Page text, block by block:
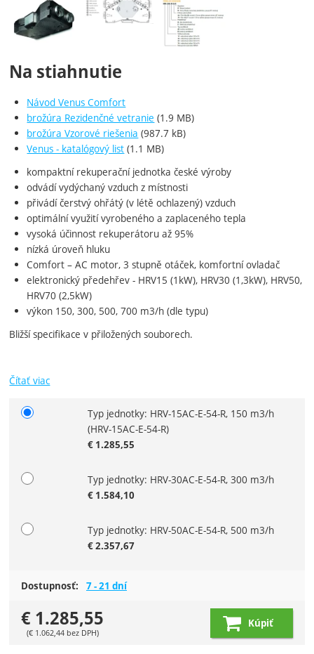
Fotografie
Na stiahnutie
Návod Venus Comfort
brožúra Rezidenčné vetranie (1.9 MB)
brožúra Vzorové riešenia (987.7 kB)
Venus - katalógový list (1.1 MB)
kompaktní rekuperační jednotka české výroby
odvádí vydýchaný vzduch z místnosti
přivádí čerstvý ohřátý (v létě ochlazený) vzduch
optimální využití vyrobeného a zaplaceného tepla
vysoká účinnost rekuperátoru až 95%
nízká úroveň hluku
Comfort – AC motor, 3 stupně otáček, komfortní ovladač
elektronický předehřev - HRV15 (1kW), HRV30 (1,3kW), HRV50,
HRV70 (2,5kW)
výkon 150, 300, 500, 700 m3/h (dle typu)
Bližší specifikace v přiložených souborech.
Čítať viac
Zvoľte variantTyp jednotky: HRV-15AC-E-54-R, 150 m3/h
(HRV-15AC-E-54-R)
€ 1.285,55
Typ jednotky: HRV-30AC-E-54-R, 300 m3/h
€ 1.584,10
Typ jednotky: HRV-50AC-E-54-R, 500 m3/h
€2.357,67
Dostupnosť: 7 - 21 dní
€ 1.285,55
(€1.062,44 bez DPH)
Kúpiť